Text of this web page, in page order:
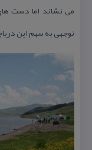
می نشاند اما دست
توجهی به سهم این